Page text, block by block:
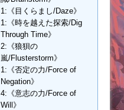
1:《目くらまし/Daze》
1:《時を越えた探索/Dig
Through Time》
2:《狼狽の
嵐/Flusterstorm》
1:《否定の力/Force of
Negation》
4:《意志の力/Force of
Will》